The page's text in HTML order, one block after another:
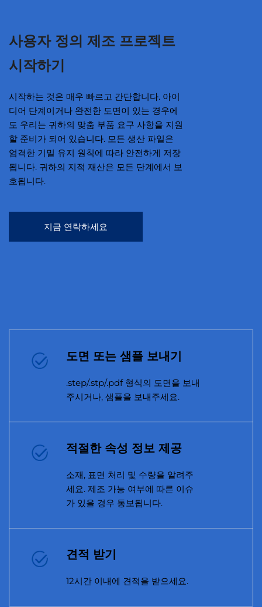
사용자 정의 제조 프로젝트
시작하기
시작하는 것은 매우 빠르고 간단합니다. 아이
디어 단계이거나 완전한 도면이 있는 경우에
도 우리는 귀하의 맞춤 부품 요구 사항을 지원
할 준비가 되어 있습니다. 모든 생산 파일은
엄격한 기밀 유지 원칙에 따라 안전하게 저장
됩니다. 귀하의 지적 재산은 모든 단계에서 보
호됩니다.
지금 연락하세요
도면 또는 샘플 보내기
.step/.stp/.pdf 형식의 도면을 보내
주시거나, 샘플을 보내주세요.
적절한 속성 정보 제공
소재, 표면 처리 및 수량을 알려주
세요. 제조 가능 여부에 따른 이슈
가 있을 경우 통보됩니다.
견적 받기
12시간 이내에 견적을 받으세요.